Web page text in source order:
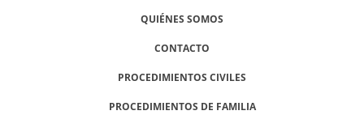
QUIÉNES SOMOS
CONTACTO
PROCEDIMIENTOS CIVILES
PROCEDIMIENTOS DE FAMILIA